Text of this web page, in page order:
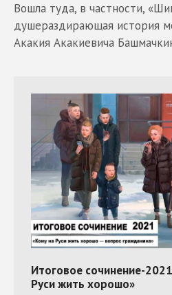
Вошла туда, в частности,
душераздирающая история
Акакия Акакиевича